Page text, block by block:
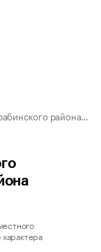
Администрация Новоспасского сельсовета Барабинского района Новосибирской области